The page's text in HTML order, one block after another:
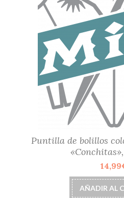
Puntilla de bolillos
14,99
AÑADIR AL